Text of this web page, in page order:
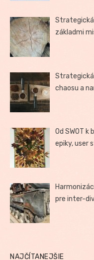
Strategická
základmi
chaosu a
Od SWOT
epiky, user
pre inter-
NAJČÍTANEJŠIE